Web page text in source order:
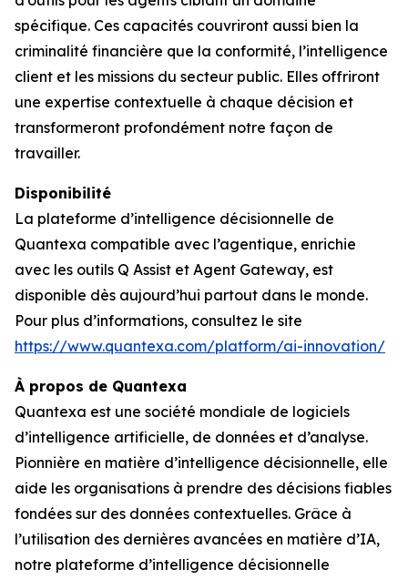
spécifique. Ces capacités couvriront aussi bien la
criminalité financière que la conformité, l’intelligence
client et les missions du secteur public. Elles offriront
une expertise contextuelle à chaque décision et
transformeront profondément notre façon de
travailler.
Disponibilité
La plateforme d’intelligence décisionnelle de
Quantexa compatible avec l’agentique, enrichie
avec les outils Q Assist et Agent Gateway, est
disponible dès aujourd’hui partout dans le monde.
Pour plus d’informations, consultez le site
https://www.quantexa.com/platform/ai-innovation/
À propos de Quantexa
Quantexa est une société mondiale de logiciels
d’intelligence artificielle, de données et d’analyse.
Pionnière en matière d’intelligence décisionnelle, elle
aide les organisations à prendre des décisions fiables
fondées sur des données contextuelles. Grâce à
l’utilisation des dernières avancées en matière d’IA,
notre plateforme d’intelligence décisionnelle